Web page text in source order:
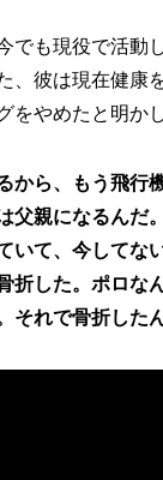
でも現役で活動
、彼は現在健康
をやめたと明か
から、もう飛
父親になるんだ
いて、今して
折した。ポロ
それで骨折した